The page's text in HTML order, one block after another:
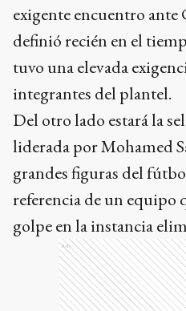
exigente encuentro ante
definió recién en el
tuvo una elevada
integrantes del plantel.
Del otro lado estará la
liderada por Mohamed
grandes figuras del
referencia de un equipo
golpe en la instancia
Ads